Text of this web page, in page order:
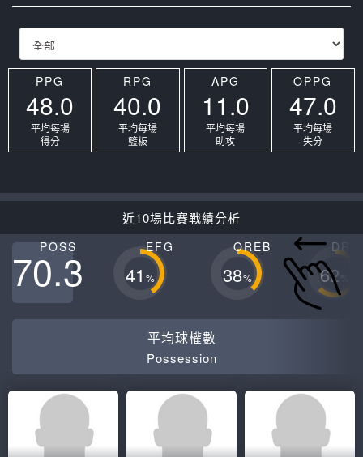
PPG
48.0
平均每場
得分
RPG
40.0
平均每場
籃板
APG
11.0
平均每場
助攻
OPPG
47.0
平均每場
失分
近10場比賽戰績分析
POSS
70.3 EFG
41 %
OREB
38% 62
平均球權數
Possession